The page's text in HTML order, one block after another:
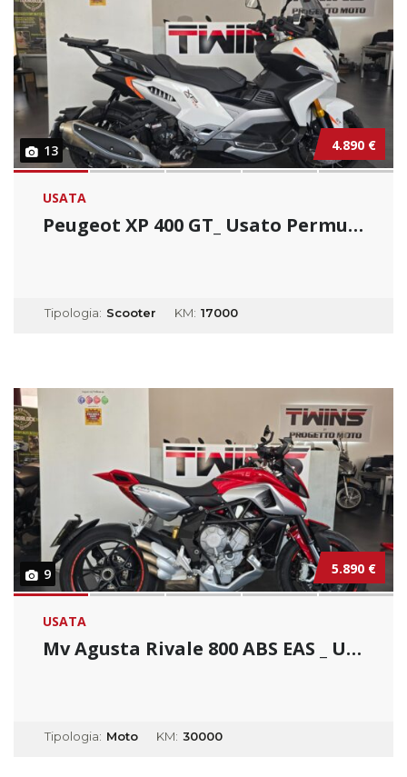
13 4.890 €
USATA
Peugeot XP 400 GT_ Usato Permutabile
Tipologia: Scooter KM: 17000
9 5.890 €
USATA
Mv Agusta Rivale 800 ABS EAS _ Usato Permuta...
Tipologia: Moto KM: 30000